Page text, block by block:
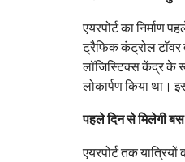
एयरपोर्ट का
ट्रैफिक कंट्रोल टॉवर
लॉजिस्टिक्स केंद्र के
लोकार्पण किया था।
पहले दिन से मिलेगी
एयरपोर्ट तक